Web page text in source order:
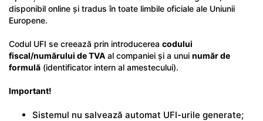
disponibil online și tradus în toate limbile oficiale ale Uniunii
Europene.
Codul UFI se creează prin introducerea codului
fiscal/numărului de TVA al companiei și a unui număr de
formulă (identificator intern al amestecului).
Important!
Sistemul nu salvează automat UFI-urile generate;